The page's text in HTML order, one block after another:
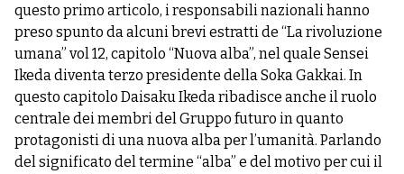
questo primo articolo, i responsabili nazionali hanno
preso spunto da alcuni brevi estratti de “La rivoluzione
umana” vol 12, capitolo “Nuova alba”, nel quale Sensei
Ikeda diventa terzo presidente della Soka Gakkai. In
questo capitolo Daisaku Ikeda ribadisce anche il ruolo
centrale dei membri del Gruppo futuro in quanto
protagonisti di una nuova alba per l’umanità. Parlando
del significato del termine “alba” e del motivo per cui il